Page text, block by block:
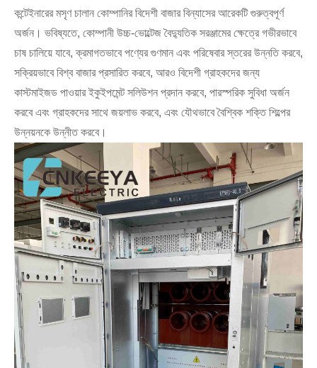
কন্টেইনারের মসৃণ চালান কোম্পানির বিদেশী বাজার বিন্যাসের আরেকটি গুরুত্বপূর্ণ
অর্জন। ভবিষ্যতে, কোম্পানী উচ্চ-ভোল্টেজ বৈদ্যুতিক সরঞ্জামের ক্ষেত্রে গভীরভাবে
চাষ চালিয়ে যাবে, ক্রমাগতভাবে পণ্যের গুণমান এবং পরিষেবার স্তরের উন্নতি করবে,
সক্রিয়ভাবে বিশ্ব বাজার প্রসারিত করবে, আরও বিদেশী গ্রাহকদের জন্য
কাস্টমাইজড পাওয়ার ইকুইপমেন্ট সলিউশন প্রদান করবে, পারস্পরিক সুবিধা অর্জন
করবে এবং গ্রাহকদের সাথে জয়লাভ করবে, এবং যৌথভাবে বৈশ্বিক শক্তি শিল্পের
উন্নয়নকে উন্নীত করবে।